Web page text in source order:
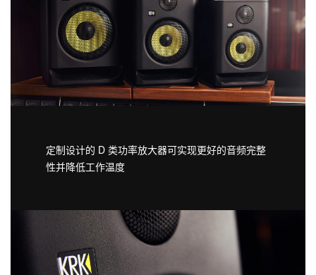
定制设计的 D 类功率放大器可实现更好的音频完整
性并降低工作温度